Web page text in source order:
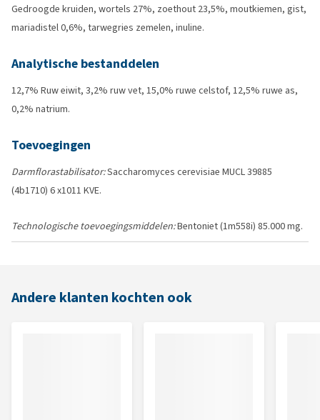
Gedroogde kruiden, wortels 27%, zoethout 23,5%, moutkiemen, gist,
mariadistel 0,6%, tarwegries zemelen, inuline.
Analytische bestanddelen
12,7% Ruw eiwit, 3,2% ruw vet, 15,0% ruwe celstof, 12,5% ruwe as,
0,2% natrium.
Toevoegingen
Darmflorastabilisator:Saccharomyces cerevisiae MUCL 39885
(4b1710) 6 x1011 KVE.
Technologische toevoegingsmiddelen:Bentoniet (1m558i) 85.000 mg.
Andere klanten kochten ook